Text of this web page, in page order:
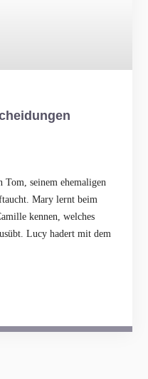
seinem ehemaligen
Mary lernt beim
kennen, welches
Lucy hadert mit dem